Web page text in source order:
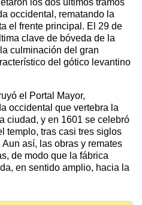
los dos últimos tramos
occidental, rematando la
el frente principal. El 29 de
clave de bóveda de la
culminación del gran
del gótico levantino
el Portal Mayor,
occidental que vertebra la
ciudad, y en 1601 se celebró
templo, tras casi tres siglos
así, las obras y remates
de modo que la fábrica
en sentido amplio, hacia la